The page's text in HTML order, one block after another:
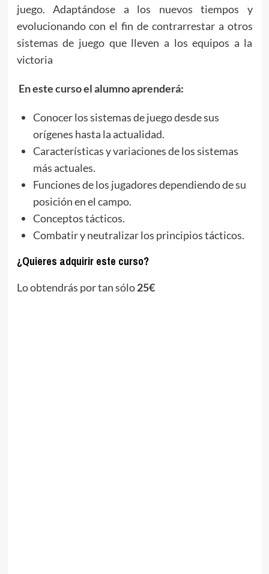
juego. Adaptándose a los nuevos tiempos y
evolucionando con el fin de contrarrestar a otros
sistemas de juego que lleven a los equipos a la
victoria
En este curso el alumno aprenderá:
Conocer los sistemas de juego desde sus
orígenes hasta la actualidad.
Características y variaciones de los sistemas
más actuales.
Funciones de los jugadores dependiendo de su
posición en el campo.
Conceptos tácticos.
Combatir y neutralizar los principios tácticos.
¿Quieres adquirir este curso?
Lo obtendrás por tan sólo25€